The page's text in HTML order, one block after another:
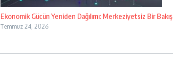
Ekonomik Gücün Yeniden Dağılımı: Merkeziyetsiz Bir Bakış
Temmuz 24, 2026